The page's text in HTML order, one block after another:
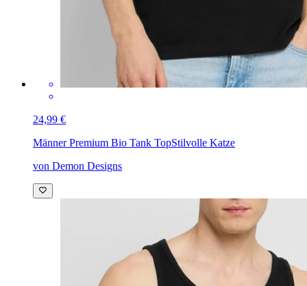
24,99 €
Männer Premium Bio Tank TopStilvolle Katze
von Demon Designs